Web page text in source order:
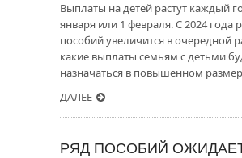
Выплаты на детей растут каждый
января или 1 февраля. С 2024 года
пособий увеличится в очередной
какие выплаты семьям с детьми
назначаться в повышенном
ДАЛЕЕ
РЯД ПОСОБИЙ